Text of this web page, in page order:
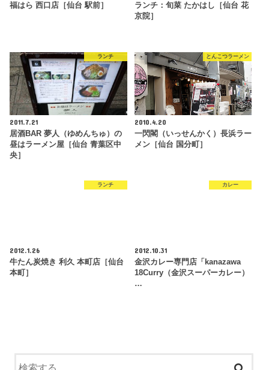
福はら 西口店［仙台 駅前］
ランチ：旬菜 たかはし［仙台 花
京院］
ランチ
2011.7.21
居酒BAR 夢人（ゆめんちゅ）の
昼はラーメン屋［仙台 青葉区中
央］
とんこつラーメン
2010.4.20
一閃閣（いっせんかく）長浜ラー
メン［仙台 国分町］
ランチ
2012.1.26
牛たん炭焼き 利久 本町店［仙台
本町］
カレー
2012.10.31
金沢カレー専門店「kanazawa
18Curry（金沢スーパーカレー）
…